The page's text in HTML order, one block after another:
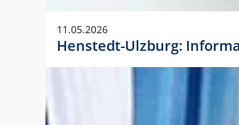
11.05.2026
Henstedt-Ulzburg: